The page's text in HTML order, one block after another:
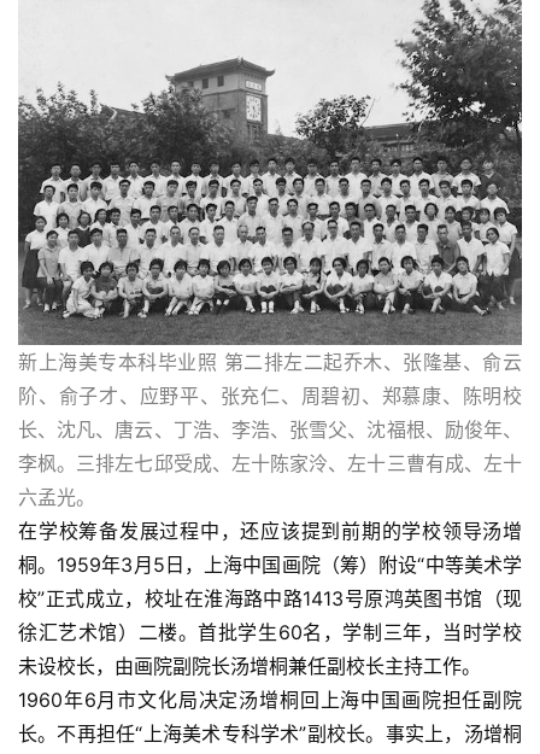
新上海美专本科毕业照 第二排左二起乔木、张隆基、俞云
阶、俞子才、应野平、张充仁、周碧初、郑慕康、陈明校
长、沈凡、唐云、丁浩、李浩、张雪父、沈福根、励俊年、
李枫。三排左七邱受成、左十陈家泠、左十三曹有成、左十
六孟光。
在学校筹备发展过程中，还应该提到前期的学校领导汤增
桐。1959年3月5日，上海中国画院（筹）附设“中等美术学
校”正式成立，校址在淮海路中路1413号原鸿英图书馆（现
徐汇艺术馆）二楼。首批学生60名，学制三年，当时学校
未设校长，由画院副院长汤增桐兼任副校长主持工作。
1960年6月市文化局决定汤增桐回上海中国画院担任副院
长。不再担任“上海美术专科学术”副校长。事实上，汤增桐